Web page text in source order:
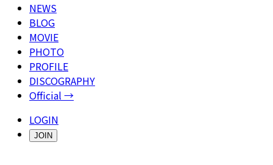
NEWS
BLOG
MOVIE
PHOTO
PROFILE
DISCOGRAPHY
Official →
LOGIN
JOIN